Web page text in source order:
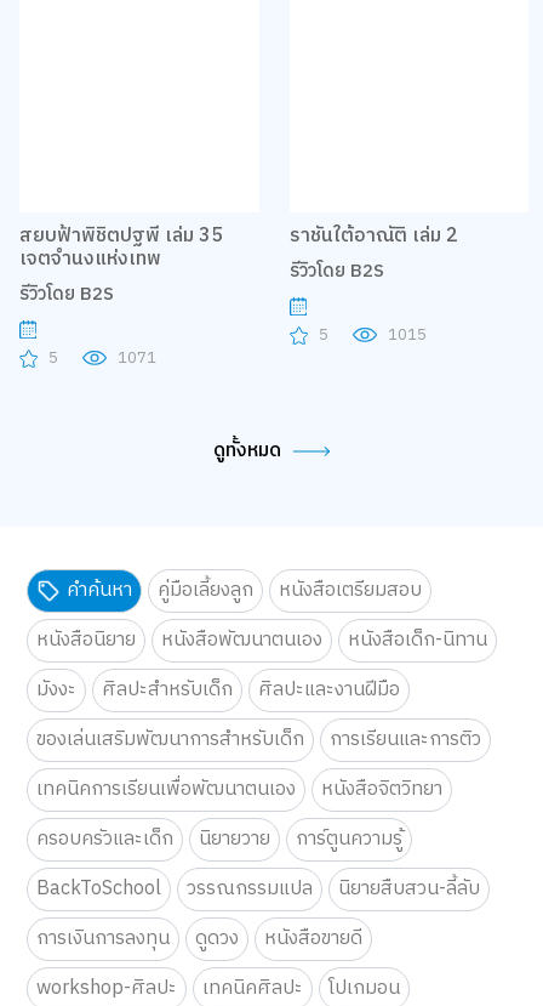
สยบฟ้าพิชิตปฐพี เล่ม 35
เจตจำนงแห่งเทพ
รีวิวโดย B2S
5 1071
ราชันใต้อาณัติ เล่ม 2
รีวิวโดย B2S
5 1015
ดูทั้งหมด
คำค้นหา คู่มือเลี้ยงลูก
หนังสือเตรียมสอบ
หนังสือนิยาย
หนังสือพัฒนาตนเอง
หนังสือเด็ก-นิทาน
มังงะ
ศิลปะสำหรับเด็ก
ศิลปะและงานฝีมือ
ของเล่นเสริมพัฒนาการสำหรับเด็ก
การเรียนและการติว
เทคนิคการเรียนเพื่อพัฒนาตนเอง
หนังสือจิตวิทยา
ครอบครัวและเด็ก
นิยายวาย
การ์ตูนความรู้
BackToSchool
วรรณกรรมแปล
นิยายสืบสวน-ลี้ลับ
การเงินการลงทุน
ดูดวง
หนังสือขายดี
workshop-ศิลปะ
เทคนิคศิลปะ
โปเกมอน